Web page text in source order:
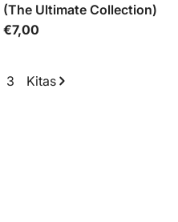
(The Ultimate Collection)
Įprasta
€7,00
3 Kitas